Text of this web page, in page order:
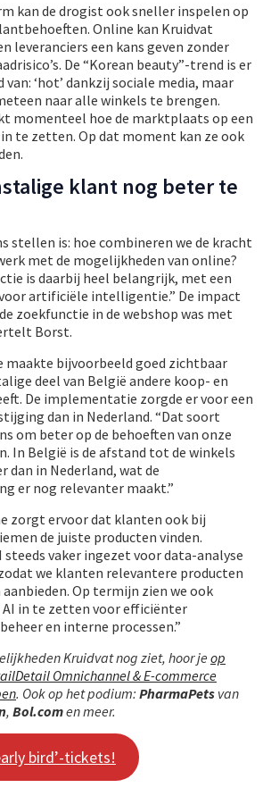
kan de drogist ook sneller inspelen op
Online kan Kruidvat
leveranciers een kans geven zonder
De “Korean beauty”-trend is er
‘hot’ dankzij sociale media, maar
naar alle winkels te brengen.
momenteel hoe de marktplaats op een
te zetten. Op dat moment kan ze ook
klant nog beter te
stellen is: hoe combineren we de kracht
met de mogelijkheden van online?
is daarbij heel belangrijk, met een
artificiële intelligentie.” De impact
zoekfunctie in de webshop was met
Borst.
maakte bijvoorbeeld goed zichtbaar
deel van België andere koop- en
De implementatie zorgde er voor een
dan in Nederland. “Dat soort
om beter op de behoeften van onze
In België is de afstand tot de winkels
dan in Nederland, wat de
er nog relevanter maakt.”
zorgt ervoor dat klanten ook bij
de juiste producten vinden.
steeds vaker ingezet voor data-analyse
we klanten relevantere producten
Op termijn zien we ook
in te zetten voor efficiënter
en interne processen.”
Kruidvat nog ziet, hoor je op
Omnichannel & E-commerce
. Ook op het podium: PharmaPets van
, Bol.comen meer.
bird’-tickets!